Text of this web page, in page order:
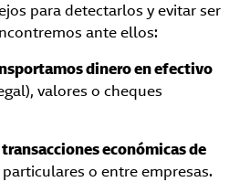
para detectarlos y evitar ser
ante ellos:
dinero en efectivo
valores o cheques
transacciones económicas de
particulares o entre empresas.